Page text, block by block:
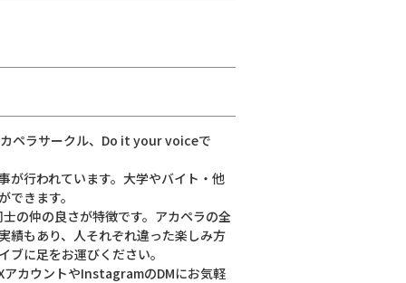
ペラサークル、Do it your voiceで
が行われています。大学やバイト・他
きます。
の仲の良さが特徴です。アカペラの全
績もあり、人それぞれ違った楽しみ方
に足をお運びください。
アカウントやInstagramのDMにお気軽